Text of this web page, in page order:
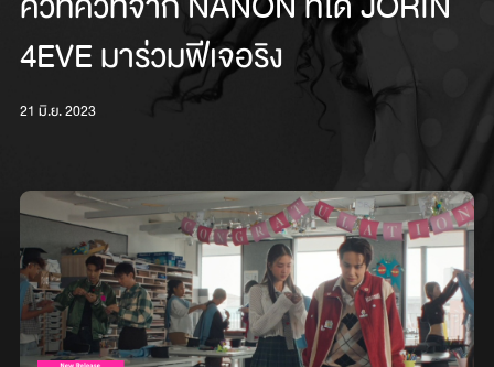
4EVE มาร่วมฟีเจอริง
21 มิ.ย. 2023